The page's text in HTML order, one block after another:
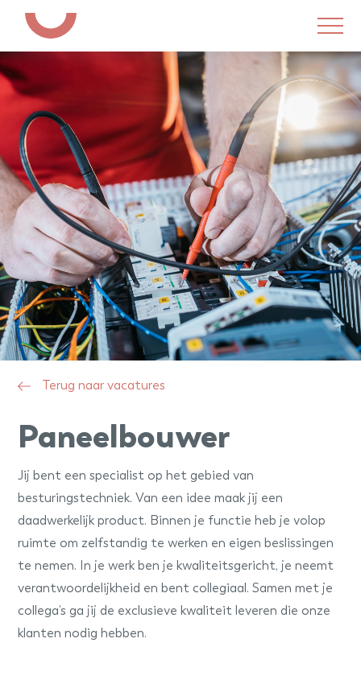
Terug naar vacatures
Paneelbouwer
Jij bent een specialist op het gebied van
besturingstechniek. Van een idee maak jij een
daadwerkelijk product. Binnen je functie heb je volop
ruimte om zelfstandig te werken en eigen beslissingen
te nemen. In je werk ben je kwaliteitsgericht, je neemt
verantwoordelijkheid en bent collegiaal. Samen met je
collega’s ga jij de exclusieve kwaliteit leveren die onze
klanten nodig hebben.